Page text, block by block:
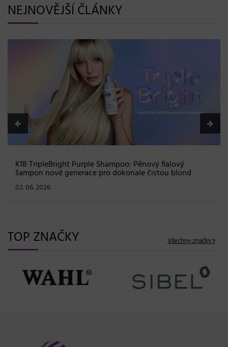
NEJNOVĚJŠÍ ČLÁNKY
K18 TripleBright Purple Shampoo: Pěnový fialový
šampon nové generace pro dokonale čistou blond
02. 06. 2026
TOP ZNAČKY Všechny značky